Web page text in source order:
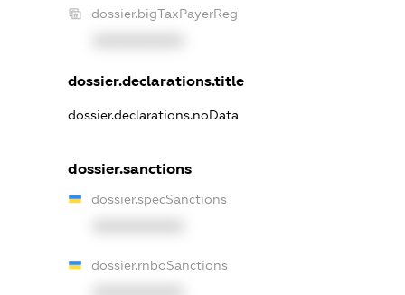
dossier.bigTaxPayerReg
dossier.declarations.title
dossier.declarations.noData
dossier.sanctions
dossier.specSanctions
dossier.rnboSanctions